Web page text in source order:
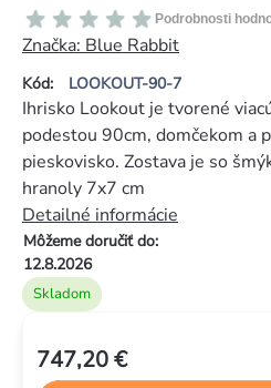
Kód: LOOKOUT-90-7
Priemerné
hodnotenie
produktu
je
z
5
hviezdičiek.
Podrobnosti
Značka: Blue Rabbit
Skladom
Môžeme doručiť do:
12.8.2026
Ihrisko Lookout je tvorené
podestou 90cm, domčekom a
pieskovisko. Zostava je so
hranoly 7x7 cm
Detailné informácie
747,20 €